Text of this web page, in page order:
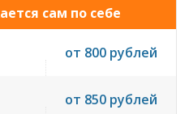
сам по себе
от 800 рублей
от 850 рублей